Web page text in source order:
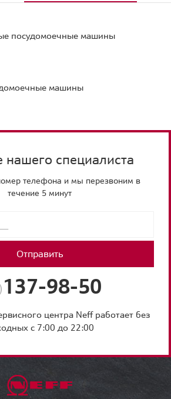
посудомоечные машины
машины
нашего специалиста
телефона и мы перезвоним в
течение 5 минут
Отправить
137-98-50
центра Neff работает без
с 7:00 до 22:00